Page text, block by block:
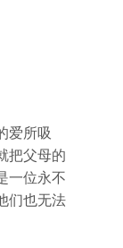
爱所吸
把父母的
一位永不
们也无法